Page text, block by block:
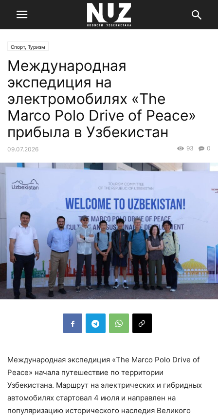
Спорт, Туризм
Международная
экспедиция на
электромобилях «The
Marco Polo Drive of Peace»
прибыла в Узбекистан
09.07.2026 0
93
Международная экспедиция «The Marco Polo Drive of
Peace» начала путешествие по территории
Узбекистана. Маршрут на электрических и гибридных
автомобилях стартовал 4 июля и направлен на
популяризацию исторического наследия Великого